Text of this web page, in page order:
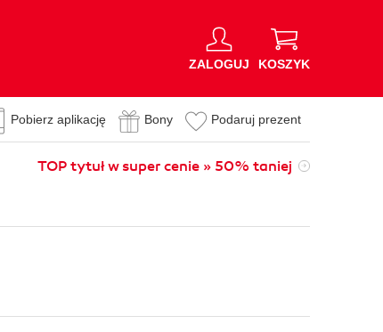
ZALOGUJ KOSZYK
Pobierz aplikację Bony Podaruj prezent
TOP tytuł w super cenie » 50% taniej